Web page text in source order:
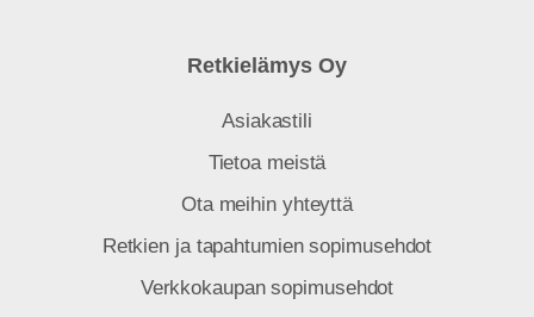
Retkielämys Oy
Asiakastili
Tietoa meistä
Ota meihin yhteyttä
Retkien ja tapahtumien sopimusehdot
Verkkokaupan sopimusehdot